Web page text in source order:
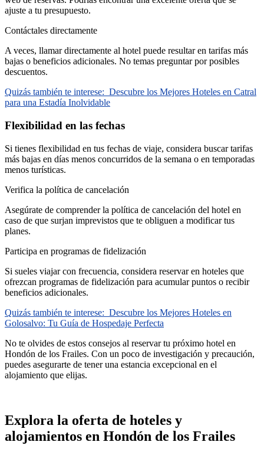
ajuste a tu presupuesto.
Contáctales directamente
A veces, llamar directamente al hotel puede resultar en tarifas más
bajas o beneficios adicionales. No temas preguntar por posibles
descuentos.
Quizás también te interese: Descubre los Mejores Hoteles en Catral
para una Estadía Inolvidable
Flexibilidad en las fechas
Si tienes flexibilidad en tus fechas de viaje, considera buscar tarifas
más bajas en días menos concurridos de la semana o en temporadas
menos turísticas.
Verifica la política de cancelación
Asegúrate de comprender la política de cancelación del hotel en
caso de que surjan imprevistos que te obliguen a modificar tus
planes.
Participa en programas de fidelización
Si sueles viajar con frecuencia, considera reservar en hoteles que
ofrezcan programas de fidelización para acumular puntos o recibir
beneficios adicionales.
Quizás también te interese: Descubre los Mejores Hoteles en
Golosalvo: Tu Guía de Hospedaje Perfecta
No te olvides de estos consejos al reservar tu próximo hotel en
Hondón de los Frailes. Con un poco de investigación y precaución,
puedes asegurarte de tener una estancia excepcional en el
alojamiento que elijas.
Explora la oferta de hoteles y
alojamientos en Hondón de los Frailes